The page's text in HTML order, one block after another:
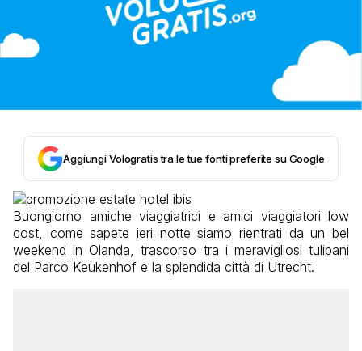
Aggiungi Vologratis tra le tue fonti preferite su Google
Buongiorno amiche viaggiatrici e amici viaggiatori low
cost, come sapete ieri notte siamo rientrati da un bel
weekend in Olanda, trascorso tra i meravigliosi tulipani
del Parco Keukenhof e la splendida città di Utrecht.